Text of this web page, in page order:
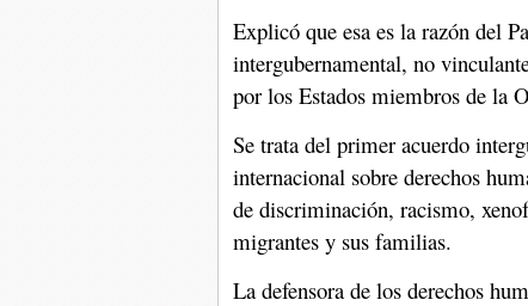
Explicó que esa es la razón del
intergubernamental, no
por los Estados miembros de la
Se trata del primer acuerdo
internacional sobre derechos
de discriminación, racismo,
migrantes y sus familias.
La defensora de los derechos